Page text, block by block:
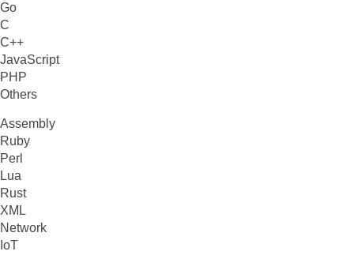
Go
C
C++
JavaScript
PHP
Others
Assembly
Ruby
Perl
Lua
Rust
XML
Network
IoT